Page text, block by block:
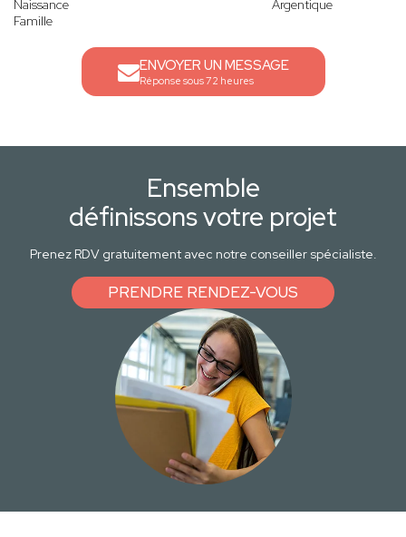
Naissance
Famille
Argentique
ENVOYER UN MESSAGE
Réponse sous 72 heures
Ensemble
définissons votre projet
Prenez RDV gratuitement avec notre conseiller spécialiste.
PRENDRE RENDEZ-VOUS